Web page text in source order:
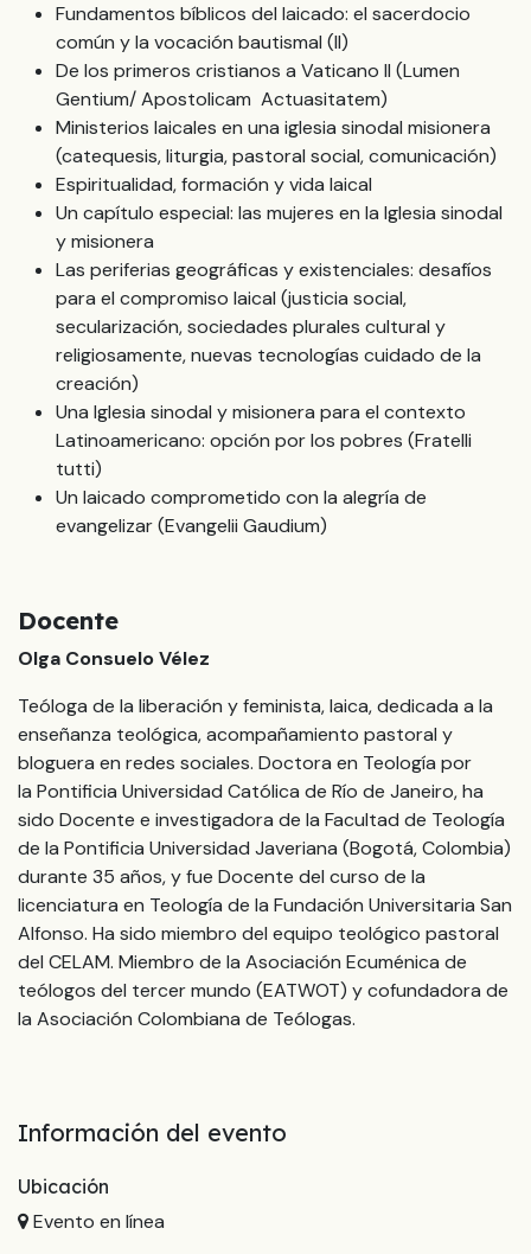
Fundamentos bíblicos del laicado: el sacerdocio
común y la vocación bautismal (II)
De los primeros cristianos a Vaticano II (Lumen
Gentium/ Apostolicam Actuasitatem)
Ministerios laicales en una iglesia sinodal misionera
(catequesis, liturgia, pastoral social, comunicación)
Espiritualidad, formación y vida laical
Un capítulo especial: las mujeres en la Iglesia sinodal
y misionera
Las periferias geográficas y existenciales: desafíos
para el compromiso laical (justicia social,
secularización, sociedades plurales cultural y
religiosamente, nuevas tecnologías cuidado de la
creación)
Una Iglesia sinodal y misionera para el contexto
Latinoamericano: opción por los pobres (Fratelli
tutti)
Un laicado comprometido con la alegría de
evangelizar (Evangelii Gaudium)
Docente
Olga Consuelo Vélez
Teóloga de la liberación y feminista, laica, dedicada a la
enseñanza teológica, acompañamiento pastoral y
bloguera en redes sociales. Doctora en Teología por
la Pontificia Universidad Católica de Río de Janeiro, ha
sido Docente e investigadora de la Facultad de Teología
de la Pontificia Universidad Javeriana (Bogotá, Colombia)
durante 35 años, y fue Docente del curso de la
licenciatura en Teología de la Fundación Universitaria San
Alfonso. Ha sido miembro del equipo teológico pastoral
del CELAM. Miembro de la Asociación Ecuménica de
teólogos del tercer mundo (EATWOT) y cofundadora de
la Asociación Colombiana de Teólogas.
Información del evento
Ubicación
Evento en línea